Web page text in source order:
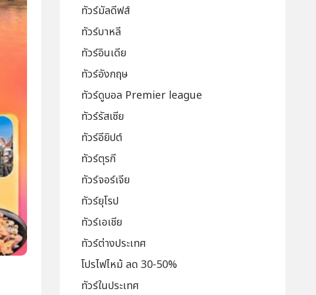
ทัวร์มัลดีฟส์
ทัวร์บาหลี
ทัวร์อินเดีย
ทัวร์อังกฤษ
ทัวร์ดูบอล Premier league
ทัวร์รัสเซีย
ทัวร์อียิปต์
ทัวร์ตุรกี
ทัวร์จอร์เจีย
ทัวร์ยุโรป
ทัวร์เอเชีย
ทัวร์ต่างประเทศ
โปรไฟไหม้ ลด 30-50%
ทัวร์ในประเทศ